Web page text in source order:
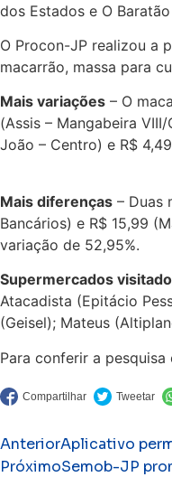
dos Estados e O
O Procon-JP realizou a
macarrão, massa para
Mais variações – O
(Assis – Mangabeira
João – Centro) e R$
Mais diferenças – Duas
Bancários) e R$ 15,99
variação de 52,95%.
Supermercados
Atacadista (Epitácio
(Geisel); Mateus
Para conferir a
AnteriorAplicativo
PróximoSemob-JP